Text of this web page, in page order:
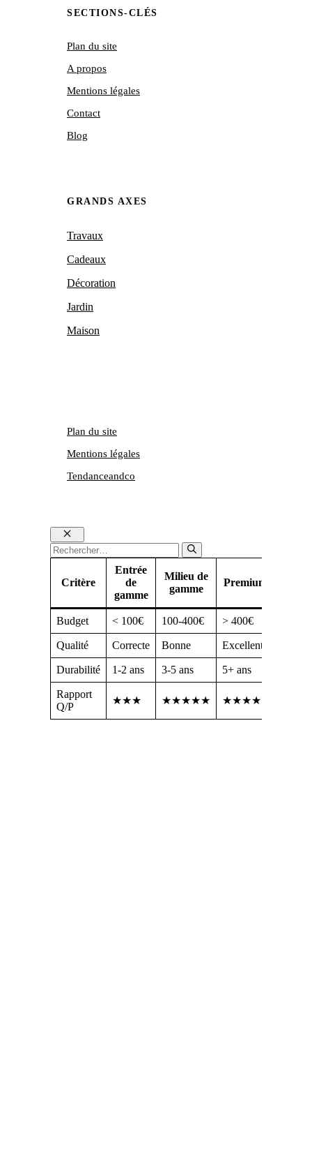
SECTIONS-CLÉS
Plan du site
A propos
Mentions légales
Contact
Blog
GRANDS AXES
Travaux
Cadeaux
Décoration
Jardin
Maison
Tendanceandco
Plan du site
Mentions légales
Fermer
Rechercher :
Critère
Entrée
de
gamme
Milieu de
gamme
Premium
Budget < 100€ 100-400€ > 400€
Qualité Correcte Bonne Excellente
Durabilité 1-2 ans 3-5 ans 5+ ans
Rapport
Q/P
★★★ ★★★★★ ★★★★